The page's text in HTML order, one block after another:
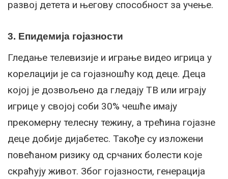
развој детета и његову способност за учење.
3. Епидемија гојазности
Гледање телевизије и играње видео игрица у
корелацији је са гојазношћу код деце. Деца
којој је дозвољено да гледају ТВ или играју
игрице у својој соби 30% чешће имају
прекомерну телесну тежину, а трећина гојазне
деце добије дијабетес. Такође су изложени
повећаном ризику од срчаних болести које
скраћују живот. Због гојазности, генерација